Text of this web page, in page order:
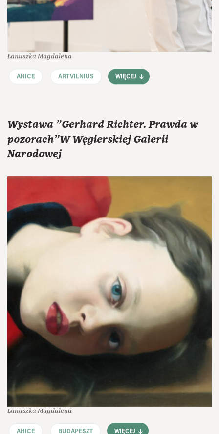
Łanuszka Magdalena
AHICE ARTVILNIUS WIĘCEJ
Wystawa "Gerhard Richter. Prawda w
pozorach"W Węgierskiej Galerii
Narodowej
Łanuszka Magdalena
AHICE BUDAPESZT WIĘCEJ